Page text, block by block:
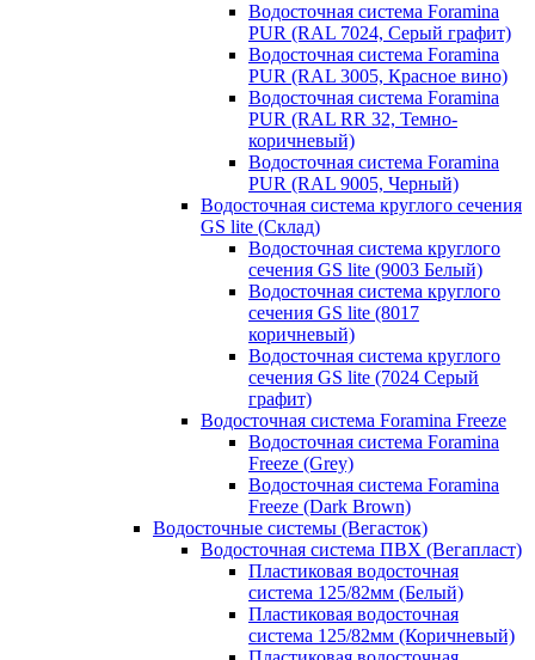
Водосточная система Foramina
PUR (RAL 7024, Серый графит)
Водосточная система Foramina
PUR (RAL 3005, Красное вино)
Водосточная система Foramina
PUR (RAL RR 32, Темно-
коричневый)
Водосточная система Foramina
PUR (RAL 9005, Черный)
Водосточная система круглого сечения
GS lite (Склад)
Водосточная система круглого
сечения GS lite (9003 Белый)
Водосточная система круглого
сечения GS lite (8017
коричневый)
Водосточная система круглого
сечения GS lite (7024 Серый
графит)
Водосточная система Foramina Freeze
Водосточная система Foramina
Freeze (Grey)
Водосточная система Foramina
Freeze (Dark Brown)
Водосточные системы (Вегасток)
Водосточная система ПВХ (Вегапласт)
Пластиковая водосточная
система 125/82мм (Белый)
Пластиковая водосточная
система 125/82мм (Коричневый)